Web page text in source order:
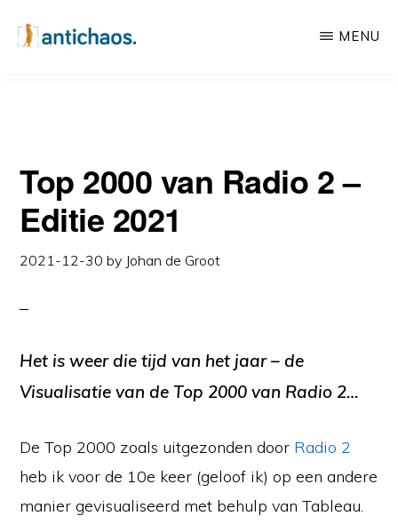
&
Data
Services
MENU
Top 2000 van Radio 2 –
Editie 2021
2021-12-30 by Johan de Groot
Het is weer die tijd van het jaar – de
Visualisatie van de Top 2000 van Radio 2…
De Top 2000 zoals uitgezonden door Radio 2
heb ik voor de 10e keer (geloof ik) op een andere
manier gevisualiseerd met behulp van Tableau.